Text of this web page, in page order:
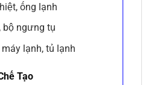
ống lạnh
bộ ngưng tụ
máy lạnh, tủ lạnh
Tạo